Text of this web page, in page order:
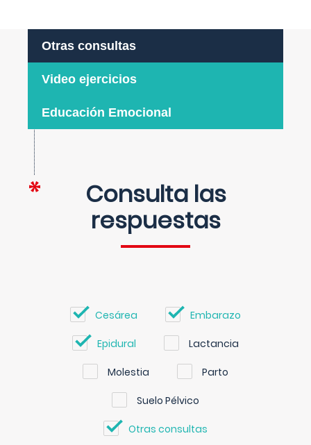
Otras consultas
Video ejercicios
Educación Emocional
Consulta las
respuestas
Cesárea Embarazo
Epidural Lactancia
Molestia Parto
Suelo Pélvico
Otras consultas